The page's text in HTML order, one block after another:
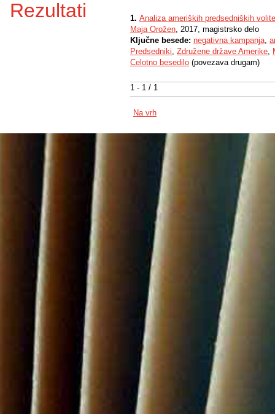
Rezultati
1 - 1 / 1
1. Analiza ameriških predsedniških
Maja Orožen, 2017, magistrsko delo
Ključne besede: negativna kampanja,
Predsedniki, Združene države Amerike,
Celotno besedilo (povezava drugam)
Na vrh